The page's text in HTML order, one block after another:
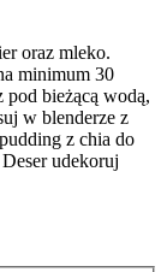
oraz mleko.
minimum 30
pod bieżącą wodą,
w blenderze z
z chia do
udekoruj